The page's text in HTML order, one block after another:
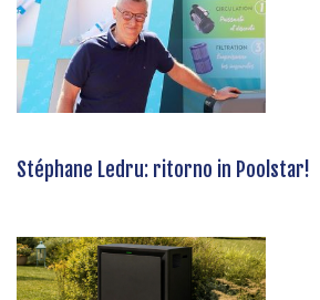
Stéphane Ledru: ritorno in Poolstar!